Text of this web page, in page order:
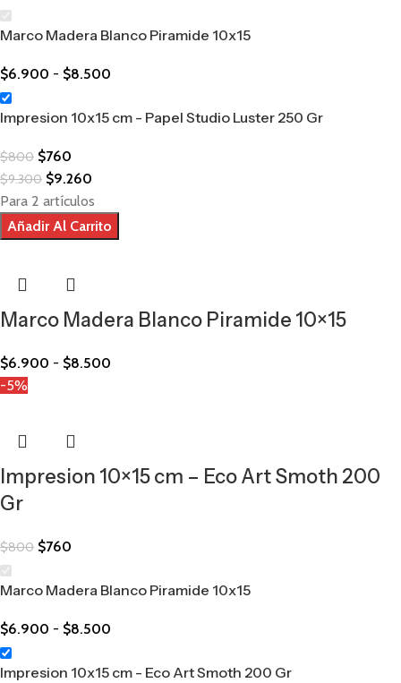
Marco Madera Blanco Piramide 10x15
$6.900 - $8.500
Impresion 10x15 cm - Papel Studio Luster 250 Gr
$800 $760
$9.300 $9.260
Para 2 artículos
Añadir Al Carrito
Marco Madera Blanco Piramide 10×15
$6.900 - $8.500
-5%
Impresion 10×15 cm – Eco Art Smoth 200
Gr
$800 $760
Marco Madera Blanco Piramide 10x15
$6.900 - $8.500
Impresion 10x15 cm - Eco Art Smoth 200 Gr